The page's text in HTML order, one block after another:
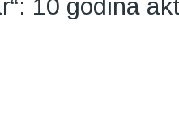
10 godina